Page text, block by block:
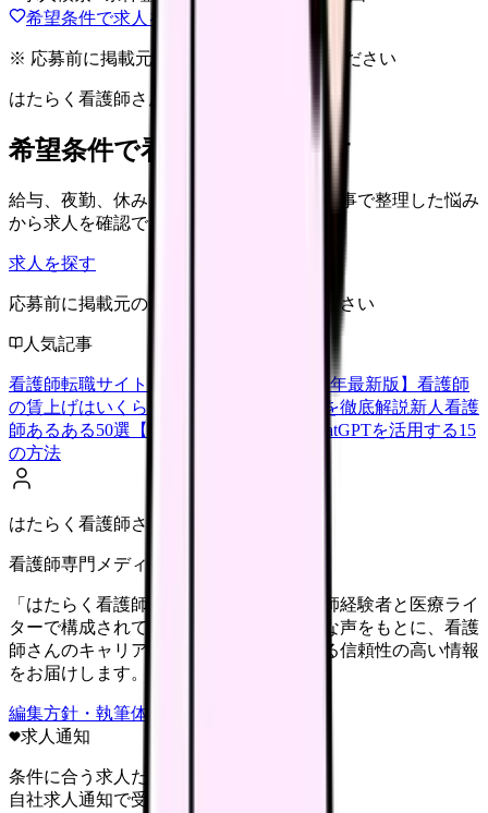
希望条件で求人を探す
※ 応募前に掲載元の最新情報を確認してください
はたらく看護師さん 求人
希望条件で看護師求人を探す
給与、夜勤、休み、ブランクなど、この記事で整理した悩み
から求人を確認できます。
求人を探す
応募前に掲載元の最新情報を確認してください
人気記事
看護師転職サイトランキングTOP5【2026年最新版】 看護師
の賃上げはいくら？2026年度の最新情報を徹底解説新人看護
師あるある50選【共感必至】
看護師がChatGPTを活用する15
の方法
はたらく看護師さん編集部
看護師専門メディア
「はたらく看護師さん」編集部は、看護師経験者と医療ライ
ターで構成されています。現場のリアルな声をもとに、看護
師さんのキャリア・転職・働き方に関する信頼性の高い情報
をお届けします。
編集方針・執筆体制・監修体制を見る
求人通知
条件に合う求人だけ
自社求人通知で受け取る